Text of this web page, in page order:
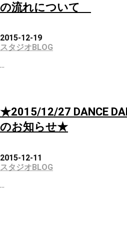
の流れについて
2015-12-19
スタジオBLOG
...
★2015/12/27 DANCE
のお知らせ★
2015-12-11
スタジオBLOG
...